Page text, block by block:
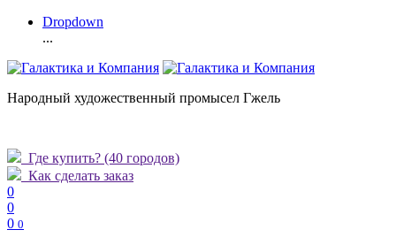
Dropdown
...
Народный художественный промысел Гжель
Где купить? (40 городов)
Как сделать заказ
0
0
0 0